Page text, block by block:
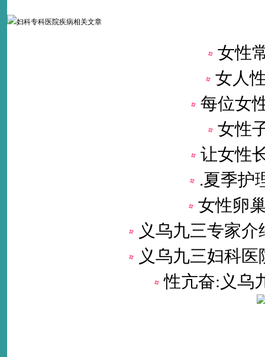
女性
女人
每位女
女性
让女性
.夏季护
女性卵
义乌九三专家
义乌九三妇科
性亢奋:义乌